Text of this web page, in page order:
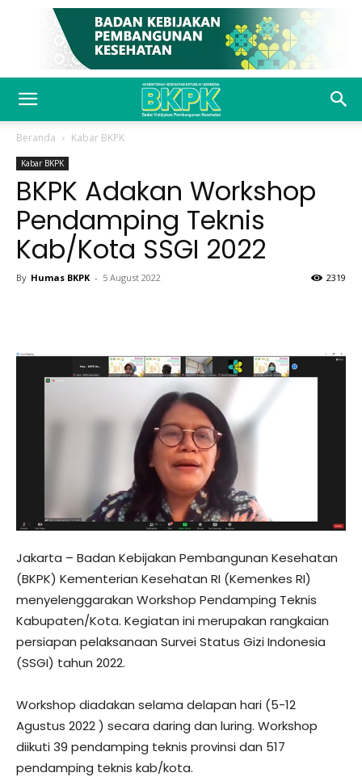
Beranda Kabar BKPK
Kabar BKPK
BKPK Adakan Workshop
Pendamping Teknis
Kab/Kota SSGI 2022
By Humas BKPK - 5 August 2022 2319
Jakarta – Badan Kebijakan Pembangunan Kesehatan
(BKPK) Kementerian Kesehatan RI (Kemenkes RI)
menyelenggarakan Workshop Pendamping Teknis
Kabupaten/Kota. Kegiatan ini merupakan rangkaian
persiapan pelaksanaan Survei Status Gizi Indonesia
(SSGI) tahun 2022.
Workshop diadakan selama delapan hari (5-12
Agustus 2022 ) secara daring dan luring. Workshop
diikuti 39 pendamping teknis provinsi dan 517
pendamping teknis kab/kota.